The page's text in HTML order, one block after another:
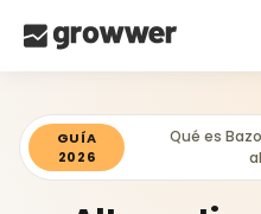
GUÍA
2026
Qué es